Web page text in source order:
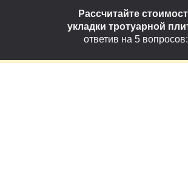
Рассчитайте
укладки тротуарной
ответив на 5 вопросов: